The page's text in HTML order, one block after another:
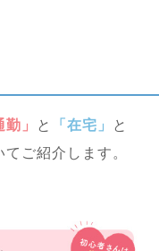
勤」 と 「在宅」
と
ご紹介します。